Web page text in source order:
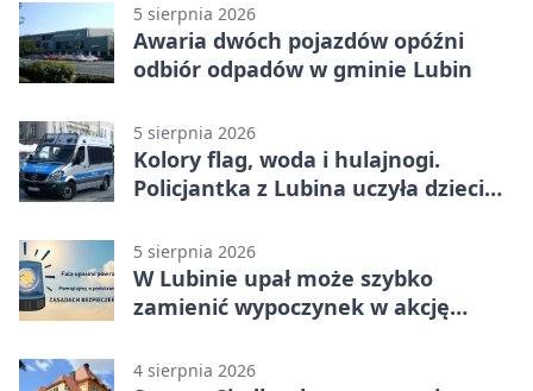
5 sierpnia 2026
Awaria dwóch pojazdów opóźni
odbiór odpadów w gminie Lubin
5 sierpnia 2026
Kolory flag, woda i hulajnogi.
Policjantka z Lubina uczyła dzieci
5 sierpnia 2026
W Lubinie upał może szybko
zamienić wypoczynek w akcję
4 sierpnia 2026